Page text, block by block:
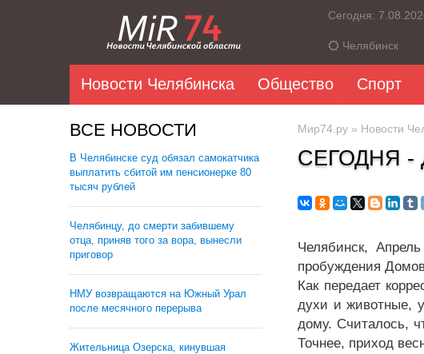
Сегодня:
Челябинск
Новости Челябинска Общество Спорт
ВСЕ НОВОСТИ
В Челябинске суд обязал самокатчика
выплатить сбитой им пенсионерке 80
тысяч рублей
Челябинцу, до смерти забившему
отца, приняв того за вора, вынесли
приговор
НМУ возвращаются на Южный Урал
после месячного перерыва
Жительница Озерска, кинувшая
Мир74.ру » Новости
СЕГОДНЯ
Челябинск,
пробуждения
Как передает
духи и животные,
дому. Считалось,
Точнее, приход